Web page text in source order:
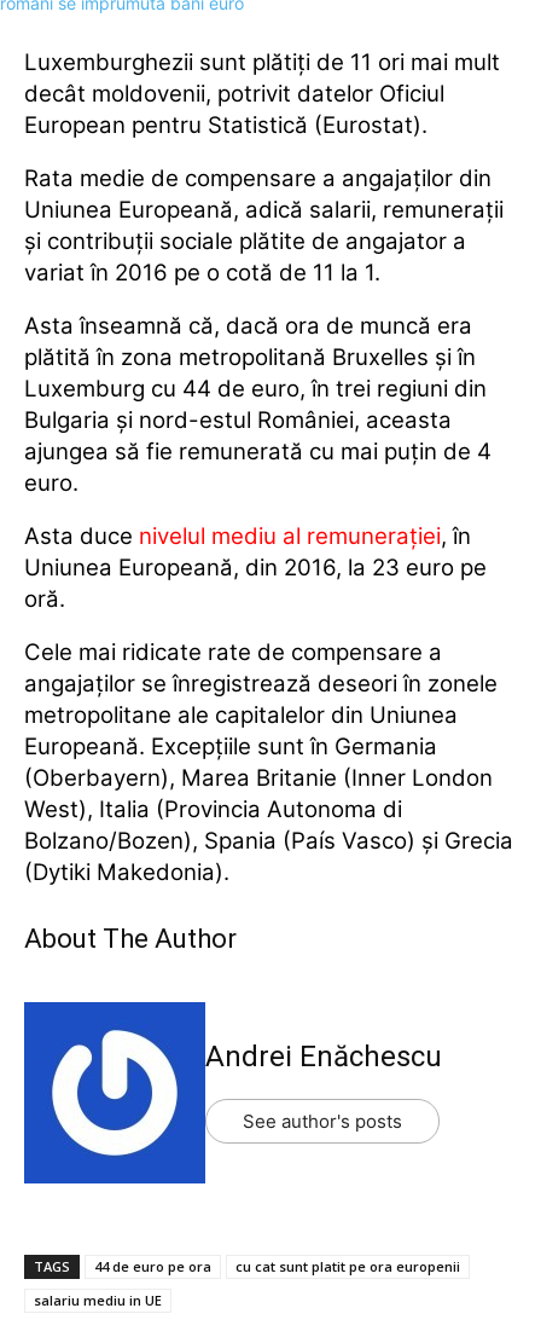
Luxemburghezii sunt plătiți de 11 ori mai mult
decât moldovenii, potrivit datelor Oficiul
European pentru Statistică (Eurostat).
Rata medie de compensare a angajaţilor din
Uniunea Europeană, adică salarii, remuneraţii
şi contribuţii sociale plătite de angajator a
variat în 2016 pe o cotă de 11 la 1.
Asta înseamnă că, dacă ora de muncă era
plătită în zona metropolitană Bruxelles şi în
Luxemburg cu 44 de euro, în trei regiuni din
Bulgaria și nord-estul României, aceasta
ajungea să fie remunerată cu mai puțin de 4
euro.
Asta duce nivelul mediu al remunerației, în
Uniunea Europeană, din 2016, la 23 euro pe
oră.
Cele mai ridicate rate de compensare a
angajaţilor se înregistrează deseori în zonele
metropolitane ale capitalelor din Uniunea
Europeană. Excepţiile sunt în Germania
(Oberbayern), Marea Britanie (Inner London
West), Italia (Provincia Autonoma di
Bolzano/Bozen), Spania (País Vasco) şi Grecia
(Dytiki Makedonia).
About The Author
Andrei Enăchescu
See author's posts
TAGS 44 de euro pe ora
cu cat sunt platit pe ora europenii
salariu mediu in UE